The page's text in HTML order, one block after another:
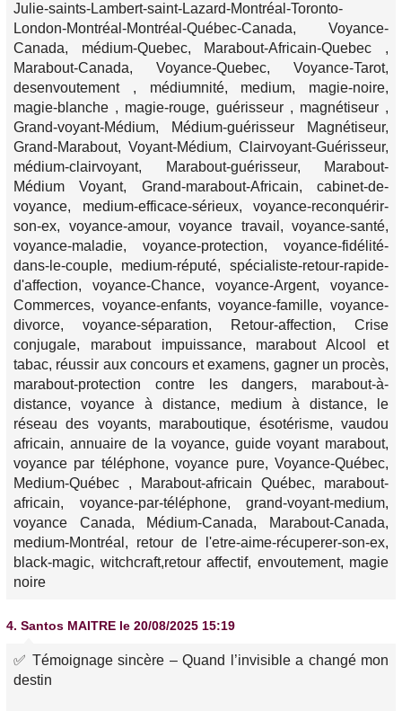
Julie-saints-Lambert-saint-Lazard-Montréal-Toronto-
London-Montréal-Montréal-Québec-Canada, Voyance-
Canada, médium-Quebec, Marabout-Africain-Quebec ,
Marabout-Canada, Voyance-Quebec, Voyance-Tarot,
desenvoutement , médiumnité, medium, magie-noire,
magie-blanche , magie-rouge, guérisseur , magnétiseur ,
Grand-voyant-Médium, Médium-guérisseur Magnétiseur,
Grand-Marabout, Voyant-Médium, Clairvoyant-Guérisseur,
médium-clairvoyant, Marabout-guérisseur, Marabout-
Médium Voyant, Grand-marabout-Africain, cabinet-de-
voyance, medium-efficace-sérieux, voyance-reconquérir-
son-ex, voyance-amour, voyance travail, voyance-santé,
voyance-maladie, voyance-protection, voyance-fidélité-
dans-le-couple, medium-réputé, spécialiste-retour-rapide-
d'affection, voyance-Chance, voyance-Argent, voyance-
Commerces, voyance-enfants, voyance-famille, voyance-
divorce, voyance-séparation, Retour-affection, Crise
conjugale, marabout impuissance, marabout Alcool et
tabac, réussir aux concours et examens, gagner un procès,
marabout-protection contre les dangers, marabout-à-
distance, voyance à distance, medium à distance, le
réseau des voyants, maraboutique, ésotérisme, vaudou
africain, annuaire de la voyance, guide voyant marabout,
voyance par téléphone, voyance pure, Voyance-Québec,
Medium-Québec , Marabout-africain Québec, marabout-
africain, voyance-par-téléphone, grand-voyant-medium,
voyance Canada, Médium-Canada, Marabout-Canada,
medium-Montréal, retour de l'etre-aime-récuperer-son-ex,
black-magic, witchcraft,retour affectif, envoutement, magie
noire
4. Santos MAITRE le 20/08/2025 15:19
✅ Témoignage sincère – Quand l’invisible a changé mon
destin